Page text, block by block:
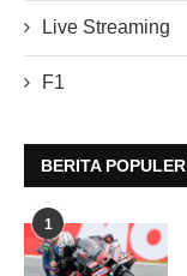
Live Streaming
F1
BERITA POPULER
1